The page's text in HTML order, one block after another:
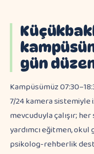
gün
Kampüsümüz
7/24 kamera sistemiyle
mevcuduyla çalışır;
yardımcı eğitmen,
psikolog-rehberlik